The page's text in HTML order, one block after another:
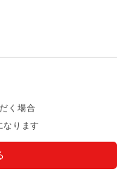
く場合
なります